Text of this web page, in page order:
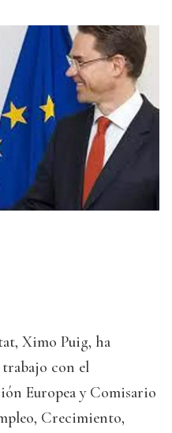
Ximo Puig, ha
con el
Europea y Comisario
Crecimiento,